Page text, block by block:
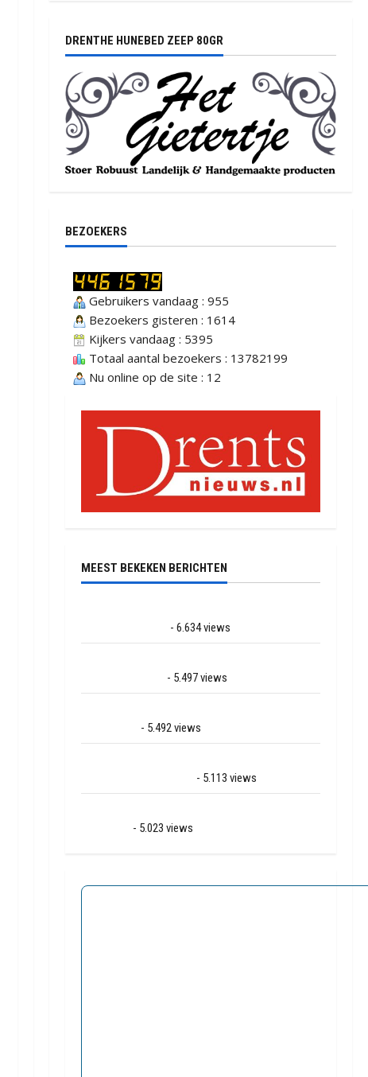
DRENTHE HUNEBED ZEEP 80GR
BEZOEKERS
Gebruikers vandaag : 955
Bezoekers gisteren : 1614
Kijkers vandaag : 5395
Totaal aantal bezoekers : 13782199
Nu online op de site : 12
MEEST BEKEKEN BERICHTEN
- 6.634 views
- 5.497 views
- 5.492 views
- 5.113 views
- 5.023 views